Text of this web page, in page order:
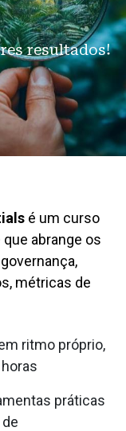
resultados!
é um curso
abrange os
métricas de
ritmo próprio,
práticas